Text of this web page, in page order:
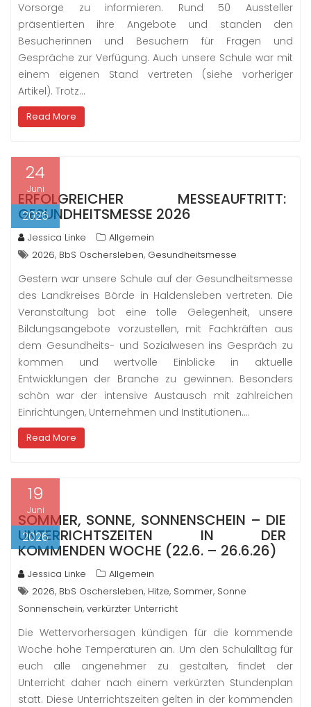
Vorsorge zu informieren. Rund 50 Aussteller
präsentierten ihre Angebote und standen den
Besucherinnen und Besuchern für Fragen und
Gespräche zur Verfügung. Auch unsere Schule war mit
einem eigenen Stand vertreten (siehe vorheriger
Artikel). Trotz…
Read More
24
Juni
2026
ERFOLGREICHER MESSEAUFTRITT:
GESUNDHEITSMESSE 2026
Jessica Linke
Allgemein
2026, BbS Oschersleben, Gesundheitsmesse
Gestern war unsere Schule auf der Gesundheitsmesse
des Landkreises Börde in Haldensleben vertreten. Die
Veranstaltung bot eine tolle Gelegenheit, unsere
Bildungsangebote vorzustellen, mit Fachkräften aus
dem Gesundheits- und Sozialwesen ins Gespräch zu
kommen und wertvolle Einblicke in aktuelle
Entwicklungen der Branche zu gewinnen. Besonders
schön war der intensive Austausch mit zahlreichen
Einrichtungen, Unternehmen und Institutionen.…
Read More
19
Juni
2026
SOMMER, SONNE, SONNENSCHEIN – DIE
UNTERRICHTSZEITEN IN DER
KOMMENDEN WOCHE (22.6. – 26.6.26)
Jessica Linke
Allgemein
2026, BbS Oschersleben, Hitze, Sommer, Sonne
Sonnenschein, verkürzter Unterricht
Die Wettervorhersagen kündigen für die kommende
Woche hohe Temperaturen an. Um den Schulalltag für
euch alle angenehmer zu gestalten, findet der
Unterricht daher nach einem verkürzten Stundenplan
statt. Diese Unterrichtszeiten gelten in der kommenden